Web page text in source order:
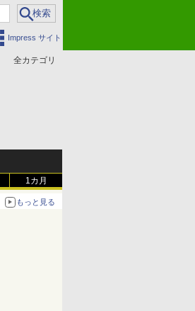
Impress サイト
全カテゴリ
1カ月
もっと見る